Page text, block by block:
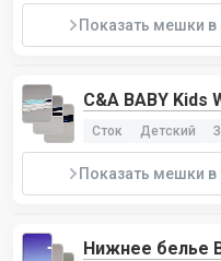
Показать мешки в
C&A BABY Kids
Сток Детский
Показать мешки в
Нижнее белье